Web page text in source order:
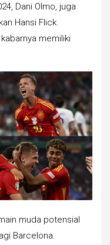
Dani Olmo, juga
Hansi Flick.
memiliki
muda potensial
Barcelona.